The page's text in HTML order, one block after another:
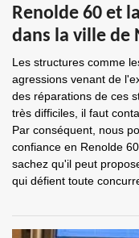
Renolde 60 et
dans la ville de
Les structures comme
agressions venant de
des réparations de ces
très difficiles, il faut
Par conséquent, nous
confiance en Renolde
sachez qu'il peut
qui défient toute